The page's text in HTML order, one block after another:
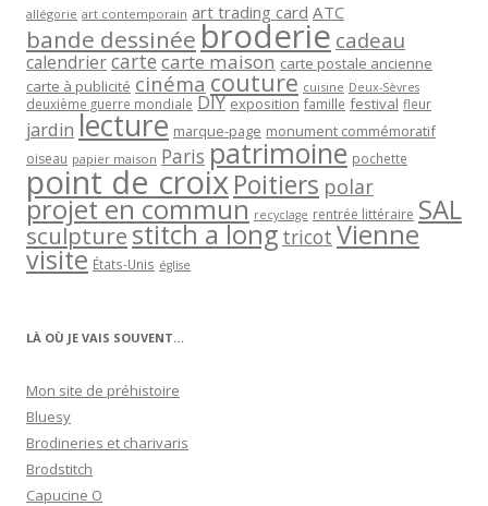
allégorie art contemporain art trading card ATC
bande dessinée broderie cadeau
calendriercartecarte maison carte postale ancienne
carte à publicité cinéma couture cuisine Deux-Sèvres
deuxième guerre mondiale DIY exposition famille festival fleur
jardin lecture marque-page monument commémoratif
oiseau papier maison Paris patrimoine pochette
point de croixPoitiers polar
projet en commun recyclage rentrée littéraire SAL
sculpturestitch a long tricot Vienne
visite États-Unis église
LÀ OÙ JE VAIS SOUVENT…
Mon site de préhistoire
Bluesy
Brodineries et charivaris
Brodstitch
Capucine O